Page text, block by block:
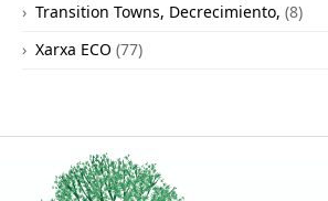
Transition Towns, Decrecimiento, (8)
Xarxa ECO (77)